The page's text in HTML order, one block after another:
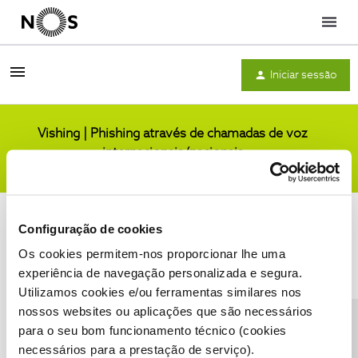
Configuração de cookies
Os cookies permitem-nos proporcionar lhe uma
experiência de navegação personalizada e segura.
Utilizamos cookies e/ou ferramentas similares nos
nossos websites ou aplicações que são necessários
para o seu bom funcionamento técnico (cookies
necessários para a prestação de serviço).
Menu
Iniciar sessão
Vishing | Phishing através de chamadas de voz
internacionais/nacionais
Condições do Fórum NOS Accessibility statement